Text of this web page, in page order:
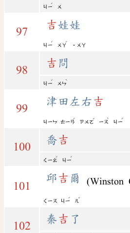
ㄐㄧ
ˊ
ㄨ
97
吉娃娃
ㄐㄧ
ˊ
ㄨㄚ
ˊ
˙ㄨㄚ
98
吉 問
ㄐㄧ
ˊ
ㄨㄣ
ˋ
99
津田左右 吉
ㄐㄧㄣ ㄊㄧㄢ
ˊ
ㄗㄨㄛ
ˇ
ㄧㄡ
ˋ
ㄐㄧ
ˊ
100
喬吉
ㄑㄧㄠ
ˊ
ㄐㄧ
ˊ
101
邱 吉 爾 (Winston
ㄑㄧㄡ ㄐㄧ
ˊ
ㄦ
ˇ
102
秦吉 了